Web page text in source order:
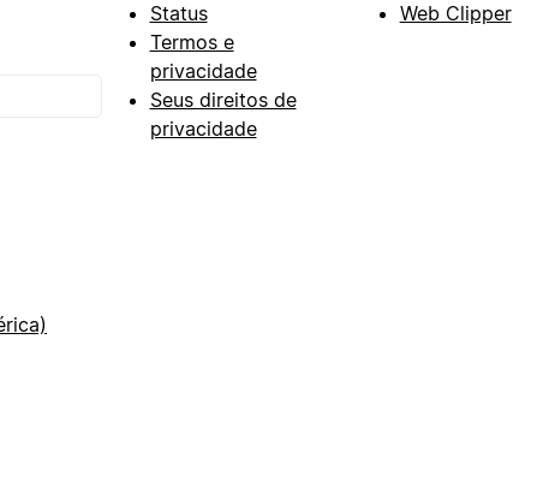
Status
Termos e
privacidade
Seus direitos de
privacidade
Web Clipper